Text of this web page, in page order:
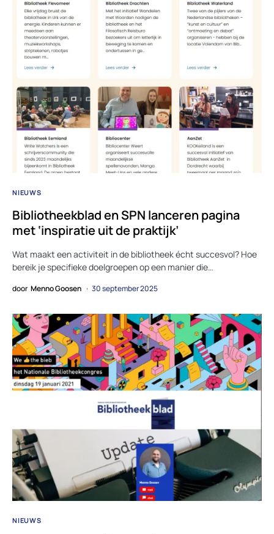
NIEUWS
Bibliotheekblad en SPN lanceren pagina
met ‘inspiratie uit de praktijk’
Wat maakt een activiteit in de bibliotheek écht succesvol? Hoe
bereik je specifieke doelgroepen op een manier die…
door Menno Goosen 30 september 2025
NIEUWS